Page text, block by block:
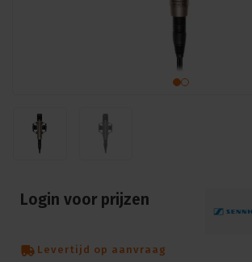
Login voor prijzen
Levertijd op aanvraag